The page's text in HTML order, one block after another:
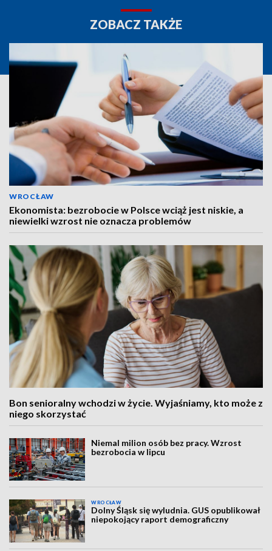
ZOBACZ TAKŻE
WROCŁAW
Ekonomista: bezrobocie w Polsce wciąż jest niskie, a
niewielki wzrost nie oznacza problemów
Bon senioralny wchodzi w życie. Wyjaśniamy, kto może z
niego skorzystać
Niemal milion osób bez pracy. Wzrost
bezrobocia w lipcu
WROCŁAW
Dolny Śląsk się wyludnia. GUS opublikował
niepokojący raport demograficzny